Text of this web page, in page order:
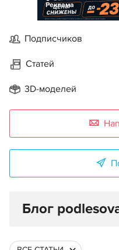
Реклама
Подписчиков
Статей
3D-моделей
Блог